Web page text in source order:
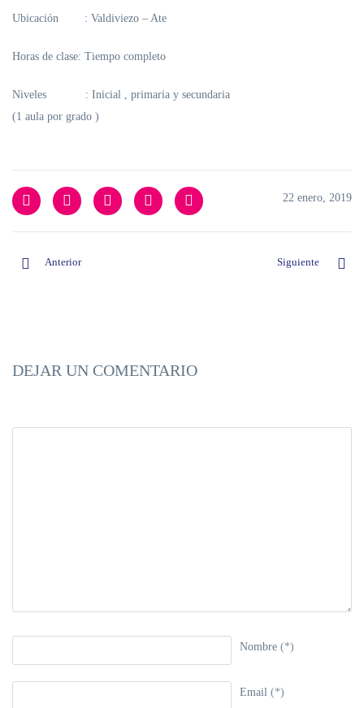
Ubicación : Valdiviezo – Ate
Horas de clase: Tiempo completo
Niveles : Inicial , primaria y secundaria
(1 aula por grado )
22 enero, 2019
Anterior Siguiente
DEJAR UN COMENTARIO
Nombre (*)
Email (*)